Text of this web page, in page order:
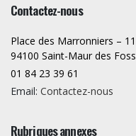
Contactez-nous
Place des Marronniers –
94100 Saint-Maur des
01 84 23 39 61
Email: Contactez-nous
Rubriques annexes